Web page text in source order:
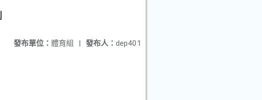
發布人： dep401
發布單位： 體育組 |